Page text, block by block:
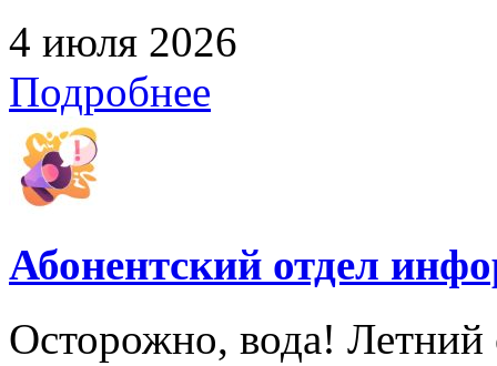
4 июля 2026
Подробнее
Абонентский отдел
Осторожно, вода! Летний